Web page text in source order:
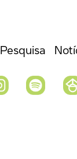
Pesquisa